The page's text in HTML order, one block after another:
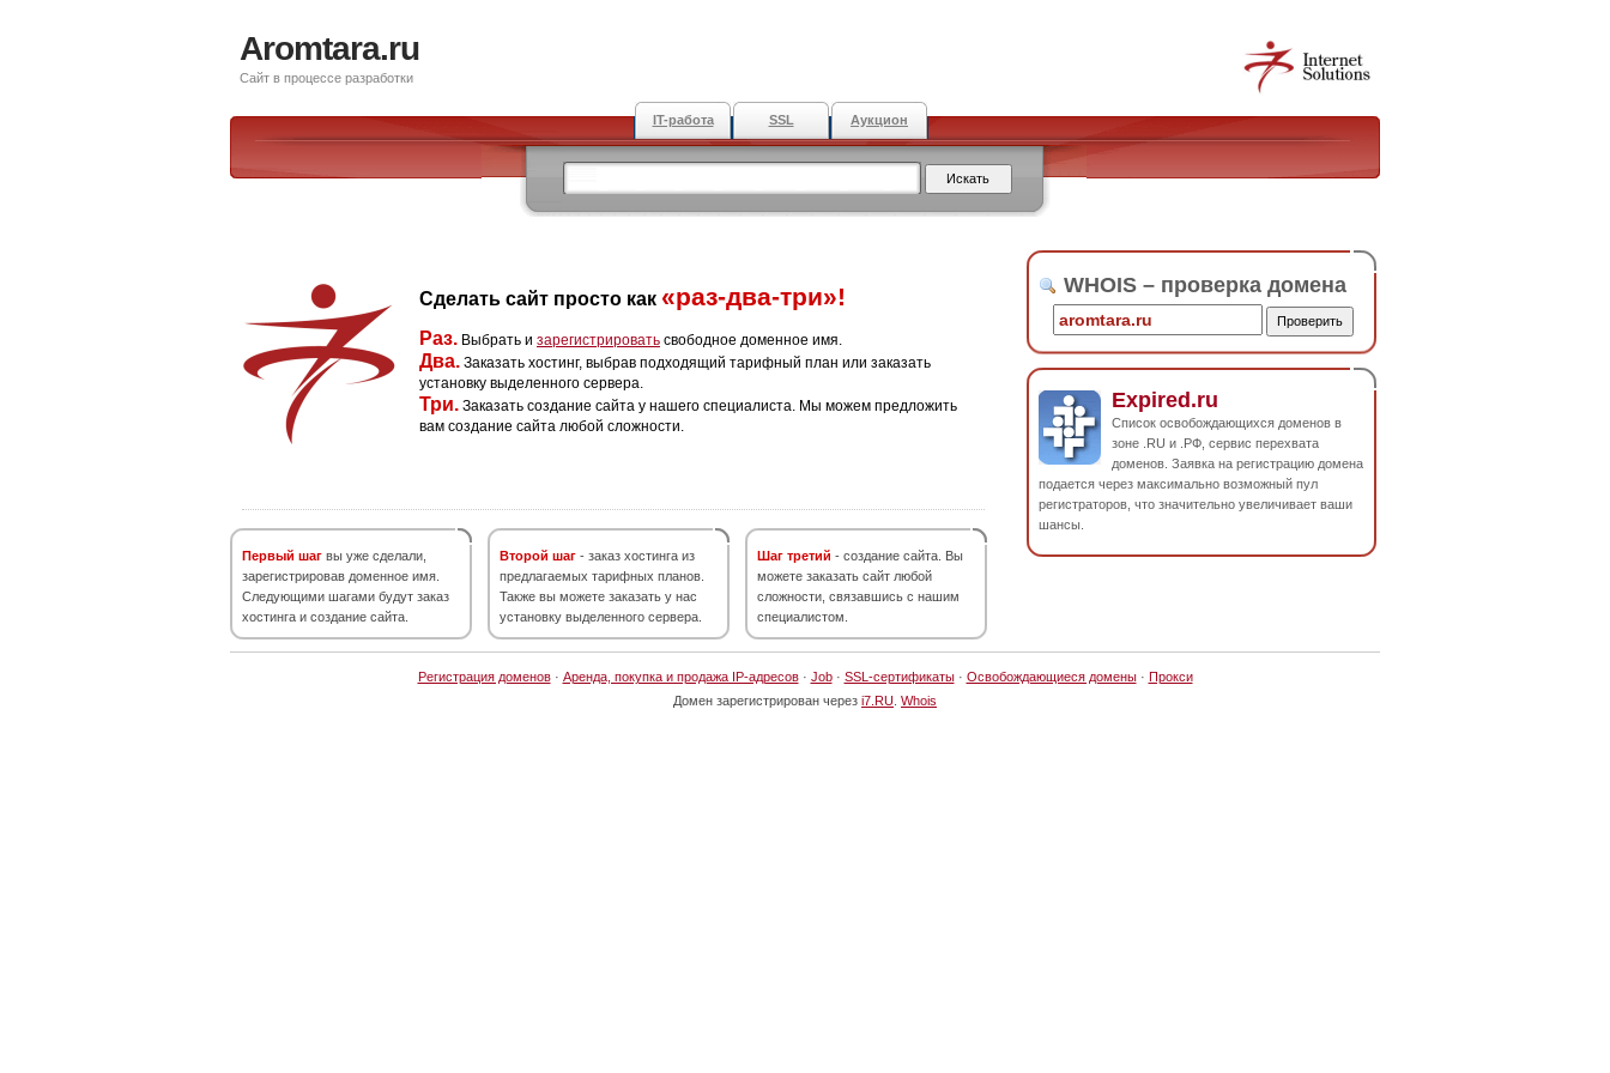
Aromtara.ru
Сайт в процессе разработки
IT-работа SSL Аукцион
Сделать сайт просто как «раз-два-три»!
Раз. Выбрать и зарегистрировать свободное доменное имя.
Два. Заказать хостинг, выбрав подходящий тарифный план или заказать
установку выделенного сервера.
Три. Заказать создание сайта у нашего специалиста. Мы можем предложить
вам создание сайта любой сложности.
Первый шаг вы уже сделали,
зарегистрировав доменное имя.
Следующими шагами будут заказ
хостинга и создание сайта.
Второй шаг - заказ хостинга из
предлагаемых тарифных планов.
Также вы можете заказать у нас
установку выделенного сервера.
Шаг третий - создание сайта. Вы
можете заказать сайт любой
сложности, связавшись с нашим
специалистом.
WHOIS – проверка домена
Expired.ru
Список освобождающихся доменов в
зоне .RU и .РФ, сервис перехвата
доменов. Заявка на регистрацию домена
подается через максимально возможный пул
регистраторов, что значительно увеличивает ваши
шансы.
Регистрация доменов· Аренда, покупка и продажа IP-адресов· Job· SSL-сертификаты· Освобождающиеся домены· Прокси
Домен зарегистрирован через i7.RU Whois